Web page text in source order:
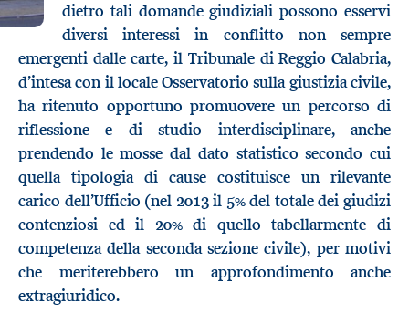
dietro tali domande giudiziali possono esservi
diversi interessi in conflitto non sempre
emergenti dalle carte, il Tribunale di Reggio Calabria,
d’intesa con il locale Osservatorio sulla giustizia civile,
ha ritenuto opportuno promuovere un percorso di
riflessione e di studio interdisciplinare, anche
prendendo le mosse dal dato statistico secondo cui
quella tipologia di cause costituisce un rilevante
carico dell’Ufficio (nel 2013 il 5% del totale dei giudizi
contenziosi ed il 20% di quello tabellarmente di
competenza della seconda sezione civile), per motivi
che meriterebbero un approfondimento anche
extragiuridico.